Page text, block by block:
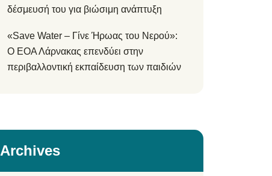
δέσμευσή του για βιώσιμη ανάπτυξη
«Save Water – Γίνε Ήρωας του Νερού»:
Ο ΕΟΑ Λάρνακας επενδύει στην
περιβαλλοντική εκπαίδευση των παιδιών
Archives